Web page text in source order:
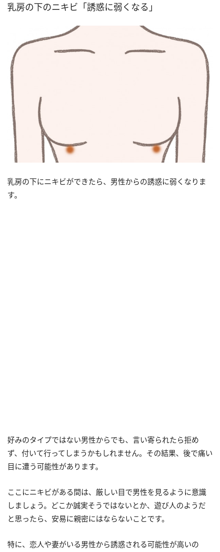
乳房の下のニキビ「誘惑に弱くなる」
乳房の下にニキビができたら、男性からの誘惑に弱くなりま
す。
好みのタイプではない男性からでも、言い寄られたら拒め
ず、付いて行ってしまうかもしれません。その結果、後で痛い
目に遭う可能性があります。
ここにニキビがある間は、厳しい目で男性を見るように意識
しましょう。どこか誠実そうではないとか、遊び人のようだ
と思ったら、安易に親密にはならないことです。
特に、恋人や妻がいる男性から誘惑される可能性が高いの